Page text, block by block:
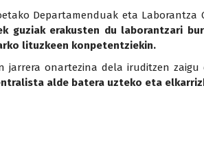
Departamenduak eta Laborantza
guziak erakusten du laborantzari
lituzkeen konpetentziekin.
jarrera onartezina dela iruditzen
alde batera uzteko eta